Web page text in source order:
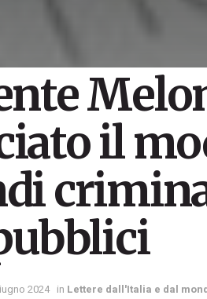
il
2024 in Lettere dall'Italia e dal